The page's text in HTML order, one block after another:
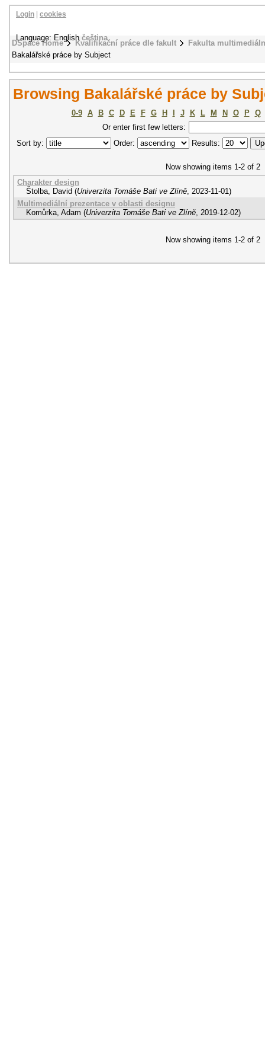
DSpace Home Kvalifikační práce dle fakult
Fakulta
Bakalářské práce by Subject
Login cookies
Language: Englishčeština
Browsing Bakalářské práce by
0-9 A B C D E F G H J K L M N O P
Q
Or enter first few letters:
Sort by:
Order: Results:
Now showing items 1-2 of 2
Charakter design
Štolba, David (Univerzita Tomáše Bati ve Zlíně, 2023-11-01)
Multimediální prezentace v oblasti designu
Komůrka, Adam (Univerzita Tomáše Bati ve Zlíně, 2019-12-02)
Now showing items 1-2 of 2